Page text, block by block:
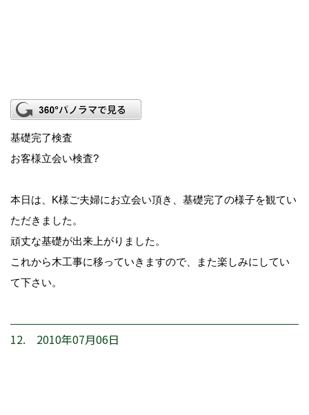
基礎完了検査
お客様立会い検査?
本日は、K様ご夫婦にお立会い頂き、基礎完了の様子を観てい
ただきました。
頑丈な基礎が出来上がりました。
これから木工事に移っていきますので、また楽しみにしてい
て下さい。
12. 2010年07月06日